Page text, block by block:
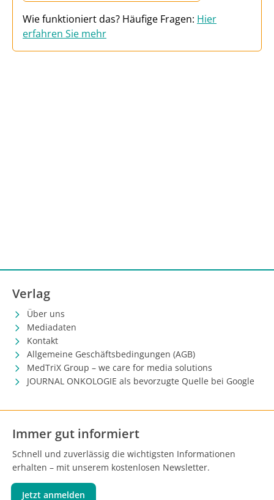
Wie funktioniert das? Häufige Fragen: Hier
erfahren Sie mehr
Verlag
Über uns
Mediadaten
Kontakt
Allgemeine Geschäftsbedingungen (AGB)
MedTriX Group – we care for media solutions
JOURNAL ONKOLOGIE als bevorzugte Quelle bei Google
Immer gut informiert
Schnell und zuverlässig die wichtigsten Informationen
erhalten – mit unserem kostenlosen Newsletter.
Jetzt anmelden